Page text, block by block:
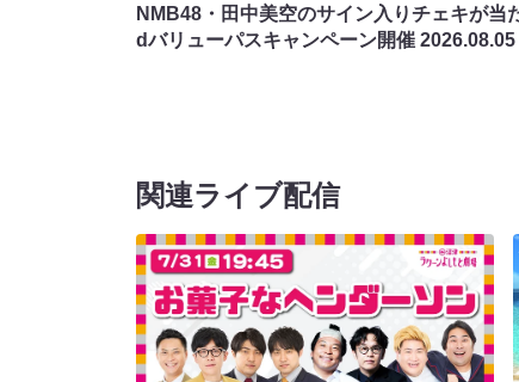
NMB48・田中美空のサイン入りチェキが当
dバリューパスキャンペーン開催 2026.08.05
関連ライブ配信